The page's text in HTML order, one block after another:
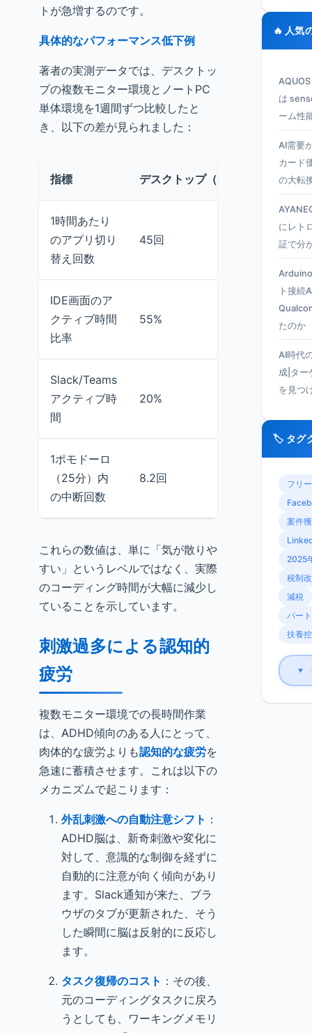
トが急増するのです。
具体的なパフォーマンス低下例
著者の実測データでは、デスクトッ
プの複数モニター環境とノートPC
単体環境を1週間ずつ比較したと
き、以下の差が見られました：
指標 デスクトップ（3モニタ） ノ
1時間あたり
のアプリ切り
替え回数
45回 25
IDE画面のア
クティブ時間
比率
55%
Slack/Teams
アクティブ時
間
20% 8%
1ポモドーロ
（25分）内
の中断回数
8.2回 3.1
これらの数値は、単に「気が散りや
すい」というレベルではなく、実際
のコーディング時間が大幅に減少し
ていることを示しています。
刺激過多による認知的
疲労
複数モニター環境での長時間作業
は、ADHD傾向のある人にとって、
肉体的な疲労よりも認知的な疲労を
急速に蓄積させます。これは以下の
メカニズムで起こります：
外乱刺激への自動注意シフト ：
ADHD脳は、新奇刺激や変化に
対して、意識的な制御を経ずに
自動的に注意が向く傾向があり
ます。Slack通知が来た、ブラ
ウザのタブが更新された、そう
した瞬間に脳は反射的に反応し
ます。
タスク復帰のコスト ：その後、
元のコーディングタスクに戻ろ
うとしても、ワーキングメモリ
🔥 人気
は
ーム性
AI需要
カード
の大転
にレト
証で分
ト接続
たのか
AI時代
成|ター
を見つ
🏷️ タグ
フリ
案件
2025
税制
減税
パート
扶養
▼